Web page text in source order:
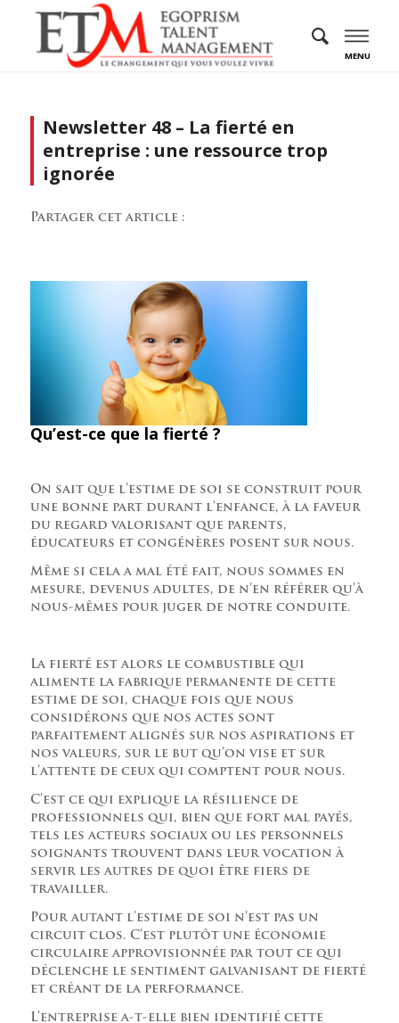
MENU
Newsletter 48 – La fierté en
entreprise : une ressource trop
ignorée
Partager cet article :
Qu’est-ce que la fierté ?
On sait que l’estime de soi se construit pour
une bonne part durant l’enfance, à la faveur
du regard valorisant que parents,
éducateurs et congénères posent sur nous.
Même si cela a mal été fait, nous sommes en
mesure, devenus adultes, de n’en référer qu’à
nous-mêmes pour juger de notre conduite.
La fierté est alors le combustible qui
alimente la fabrique permanente de cette
estime de soi, chaque fois que nous
considérons que nos actes sont
parfaitement alignés sur nos aspirations et
nos valeurs, sur le but qu’on vise et sur
l’attente de ceux qui comptent pour nous.
C’est ce qui explique la résilience de
professionnels qui, bien que fort mal payés,
tels les acteurs sociaux ou les personnels
soignants trouvent dans leur vocation à
servir les autres de quoi être fiers de
travailler.
Pour autant l’estime de soi n’est pas un
circuit clos. C’est plutôt une économie
circulaire approvisionnée par tout ce qui
déclenche le sentiment galvanisant de fierté
et créant de la performance.
L’entreprise a-t-elle bien identifié cette